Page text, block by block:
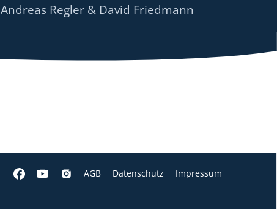
Andreas Regler & David Friedmann
AGB Datenschutz Impressum